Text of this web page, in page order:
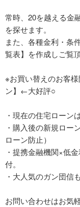
常時、20を越える金
を探せます。
また、各種金利・条
覧表】を作成しご覧
※お買い替えのお客
ン】←大好評○
・現在の住宅ローン
・購入後の新規ロー
ローン防止）
・提携金融機関×低
付。
・大人気のガン団信
お問い合わせはお気